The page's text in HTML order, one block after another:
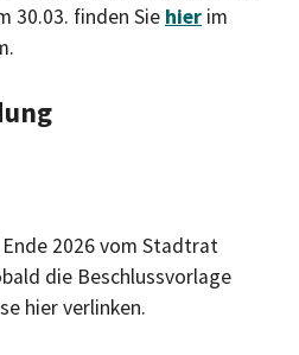
30.03. finden Sie hier im
2026 vom Stadtrat
die Beschlussvorlage
hier verlinken.